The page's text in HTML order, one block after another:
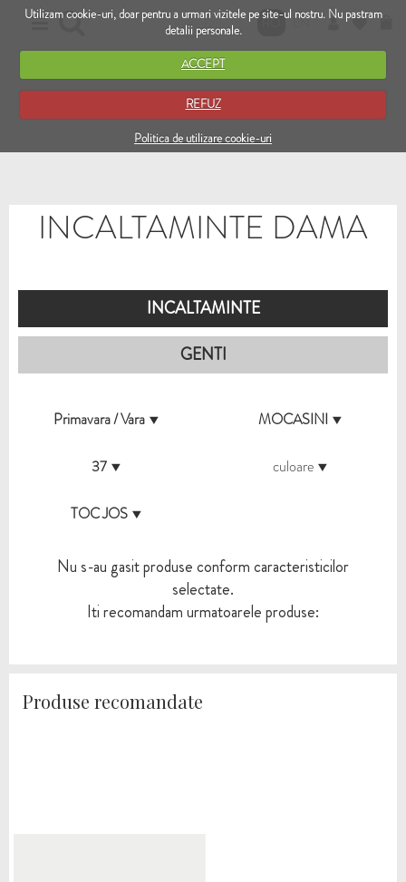
Utilizam cookie-uri, doar pentru a urmari vizitele pe site-ul nostru. Nu pastram
detalii personale.
ACCEPT
REFUZ
Politica de utilizare cookie-uri
RO EN
INCALTAMINTE DAMA
INCALTAMINTE
GENTI
Primavara / Vara MOCASINI
37 culoare
TOC JOS
Nu s-au gasit produse conform caracteristicilor
selectate.
Iti recomandam urmatoarele produse:
Produse recomandate